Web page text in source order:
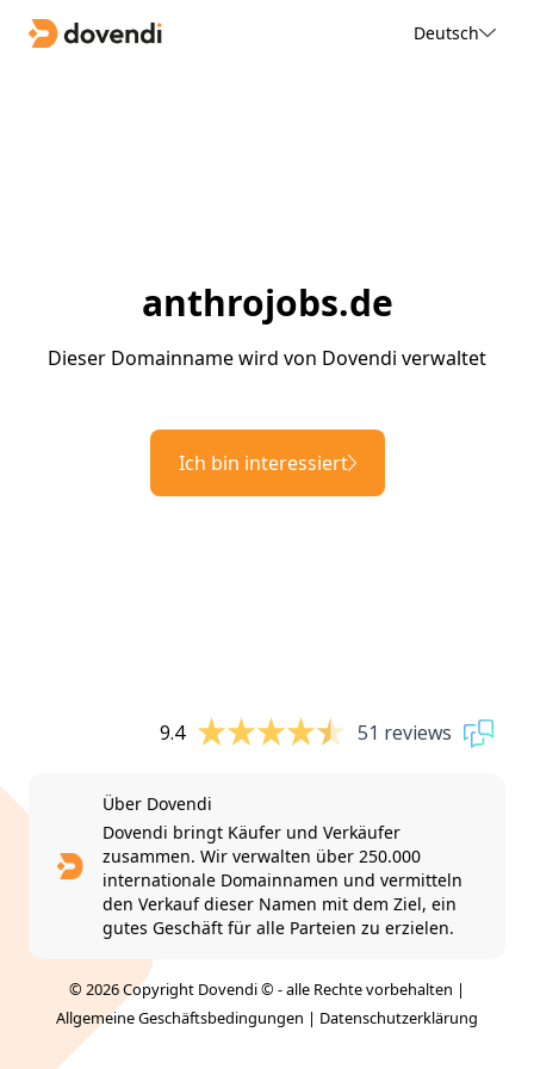
Deutsch
anthrojobs.de
Dieser Domainname wird von Dovendi verwaltet
Ich bin interessiert
9.4 51 reviews
Über Dovendi
Dovendi bringt Käufer und Verkäufer
zusammen. Wir verwalten über 250.000
internationale Domainnamen und vermitteln
den Verkauf dieser Namen mit dem Ziel, ein
gutes Geschäft für alle Parteien zu erzielen.
© 2026 Copyright Dovendi © - alle Rechte vorbehalten |
Allgemeine Geschäftsbedingungen | Datenschutzerklärung